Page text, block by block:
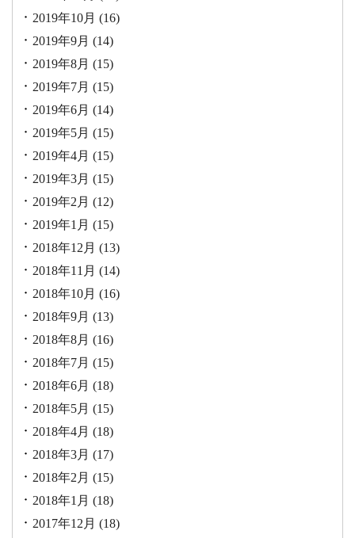
2019年10月 (16)
2019年9月 (14)
2019年8月 (15)
2019年7月 (15)
2019年6月 (14)
2019年5月 (15)
2019年4月 (15)
2019年3月 (15)
2019年2月 (12)
2019年1月 (15)
2018年12月 (13)
2018年11月 (14)
2018年10月 (16)
2018年9月 (13)
2018年8月 (16)
2018年7月 (15)
2018年6月 (18)
2018年5月 (15)
2018年4月 (18)
2018年3月 (17)
2018年2月 (15)
2018年1月 (18)
2017年12月 (18)